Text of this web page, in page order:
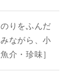
りをふんだ
ながら、小
介・珍味］